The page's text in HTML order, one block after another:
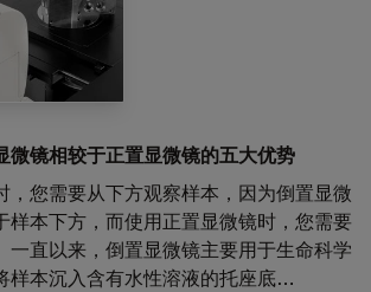
微镜相较于正置显微镜的五大优势
，您需要从下方观察样本，因为倒置显微
样本下方，而使用正置显微镜时，您需要
一直以来，倒置显微镜主要用于生命科学
样本沉入含有水性溶液的托座底…